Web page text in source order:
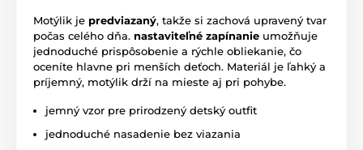
Motýlik je predviazaný, takže si zachová upravený tvar
počas celého dňa. nastaviteľné zapínanie umožňuje
jednoduché prispôsobenie a rýchle obliekanie, čo
oceníte hlavne pri menších deťoch. Materiál je ľahký a
príjemný, motýlik drží na mieste aj pri pohybe.
jemný vzor pre prirodzený detský outfit
jednoduché nasadenie bez viazania